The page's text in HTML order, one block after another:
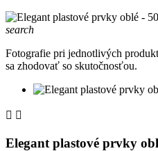
search
Fotografie pri jednotlivých
sa zhodovať so skutočnosťou.
 
Elegant plastové prvky